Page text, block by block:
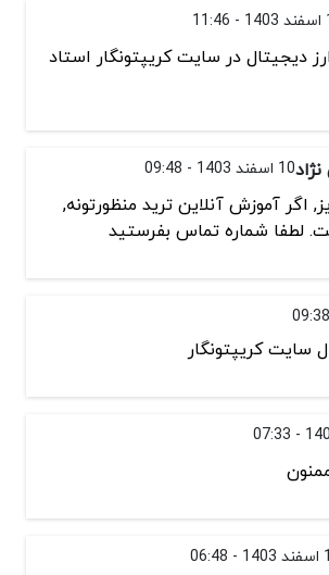
دیجیتال در سایت کریپتونگار استاد
10 اسفند 1403 - 09:48
اگر آموزش آنلاین ترید منظورتونه,
لطفا شماره تماس بفرستید
سایت کریپتونگار